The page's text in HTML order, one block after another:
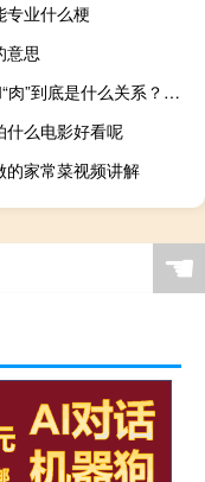
专业什么梗
意思
“荤”和“肉”到底是什么关系？什么梗
什么电影好看呢
的家常菜视频讲解
☚